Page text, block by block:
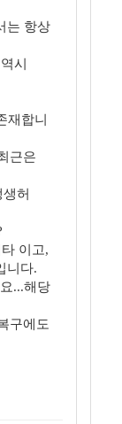
는 항상
시
재합니
근은
허
이고,
니다.
...해당
구에도